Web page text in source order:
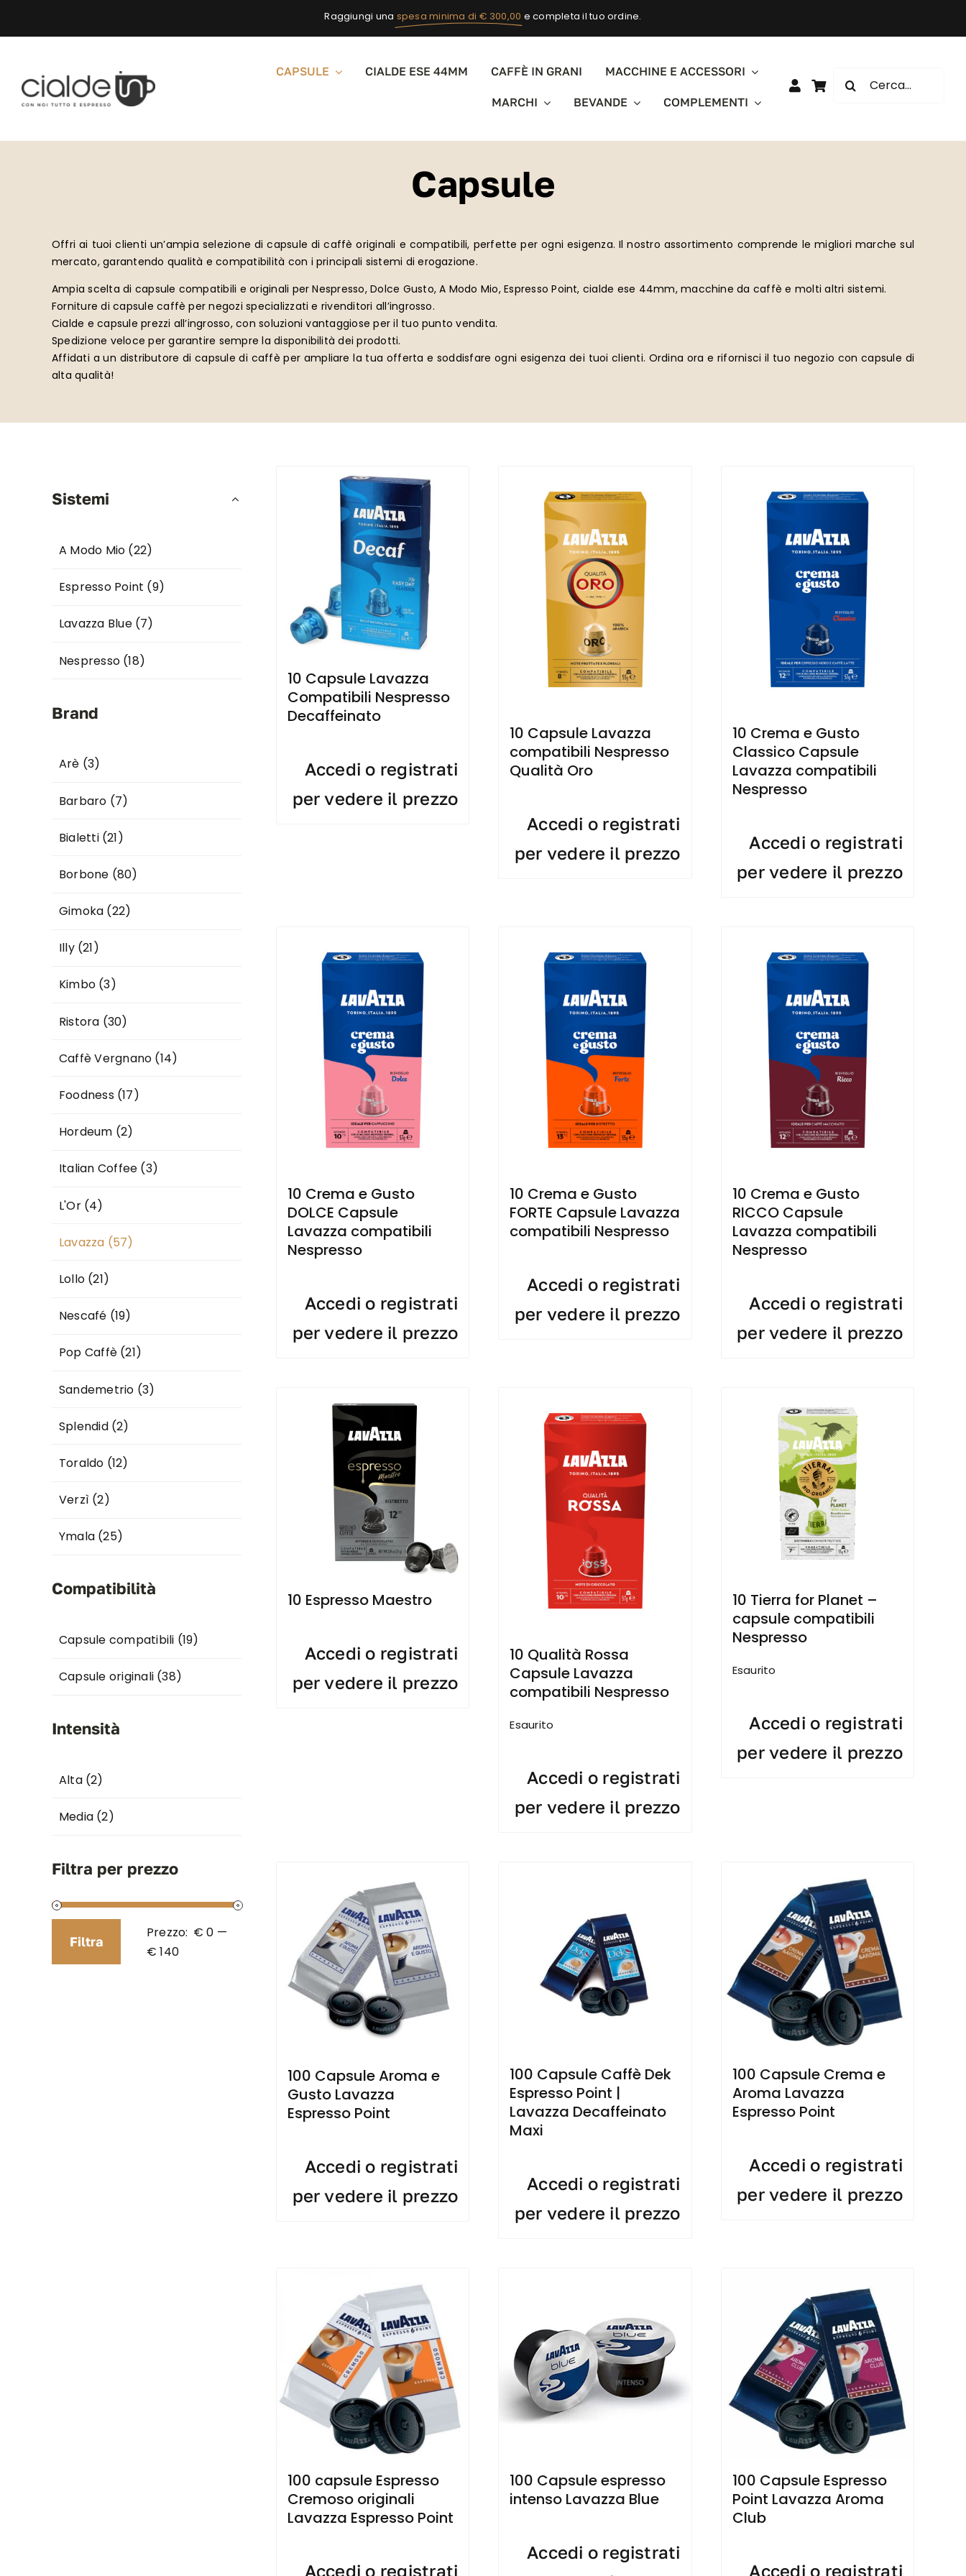
Raggiungi una spesa minima di € 300,00 e completa il tuo ordine.
CAPSULE CIALDE ESE 44MM CAFFÈ IN GRANI MACCHINE E ACCESSORI
MARCHI BEVANDE COMPLEMENTI
per:
Capsule
Offri ai tuoi clienti un’ampia selezione di capsule di caffè originali e compatibili, perfette per ogni esigenza. Il nostro assortimento comprende le migliori marche sul
mercato, garantendo qualità e compatibilità con i principali sistemi di erogazione.
Ampia scelta di capsule compatibili e originali per Nespresso, Dolce Gusto, A Modo Mio, Espresso Point, cialde ese 44mm, macchine da caffè e molti altri sistemi.
Forniture di capsule caffè per negozi specializzati e rivenditori all’ingrosso.
Cialde e capsule prezzi all’ingrosso, con soluzioni vantaggiose per il tuo punto vendita.
Spedizione veloce per garantire sempre la disponibilità dei prodotti.
Affidati a un distributore di capsule di caffè per ampliare la tua offerta e soddisfare ogni esigenza dei tuoi clienti. Ordina ora e rifornisci il tuo negozio con capsule di
alta qualità!
Sistemi
A Modo Mio (22)
Espresso Point (9)
Lavazza Blue (7)
Nespresso (18)
Brand
Arè (3)
Barbaro (7)
Bialetti (21)
Borbone (80)
Gimoka (22)
Illy (21)
Kimbo (3)
Ristora (30)
Caffè Vergnano (14)
Foodness (17)
Hordeum (2)
Italian Coffee (3)
L'Or (4)
Lavazza (57)
Lollo (21)
Nescafé (19)
Pop Caffè (21)
Sandemetrio (3)
Splendid (2)
Toraldo (12)
Verzì (2)
Ymala (25)
Compatibilità
Capsule compatibili (19)
Capsule originali (38)
Intensità
Alta (2)
Media (2)
Filtra per prezzo
Prezzo
Min
Prezzo
Max
Filtra
Prezzo: € 0 —
€ 140
10 Capsule Lavazza
Compatibili Nespresso
Decaffeinato
Accedi o registrati
per vedere il prezzo
10 Capsule Lavazza
compatibili Nespresso
Qualità Oro
Accedi o registrati
per vedere il prezzo
10 Crema e Gusto
Classico Capsule
Lavazza compatibili
Nespresso
Accedi o registrati
per vedere il prezzo
10 Crema e Gusto
DOLCE Capsule
Lavazza compatibili
Nespresso
Accedi o registrati
per vedere il prezzo
10 Crema e Gusto
FORTE Capsule Lavazza
compatibili Nespresso
Accedi o registrati
per vedere il prezzo
10 Crema e Gusto
RICCO Capsule
Lavazza compatibili
Nespresso
Accedi o registrati
per vedere il prezzo
10 Espresso Maestro
Accedi o registrati
per vedere il prezzo
10 Qualità Rossa
Capsule Lavazza
compatibili Nespresso
Esaurito
Accedi o registrati
per vedere il prezzo
10 Tierra for Planet –
capsule compatibili
Nespresso
Esaurito
Accedi o registrati
per vedere il prezzo
100 Capsule Aroma e
Gusto Lavazza
Espresso Point
Accedi o registrati
per vedere il prezzo
100 Capsule Caffè Dek
Espresso Point |
Lavazza Decaffeinato
Maxi
Accedi o registrati
per vedere il prezzo
100 Capsule Crema e
Aroma Lavazza
Espresso Point
Accedi o registrati
per vedere il prezzo
100 capsule Espresso
Cremoso originali
Lavazza Espresso Point
Accedi o registrati
100 Capsule espresso
intenso Lavazza Blue
Accedi o registrati
100 Capsule Espresso
Point Lavazza Aroma
Club
Accedi o registrati